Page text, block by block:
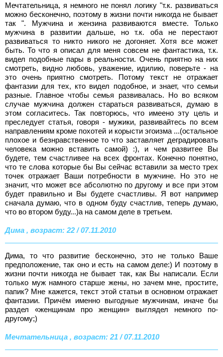
Мечтательница, я немного не понял логику "т.к. развиваться
можно бесконечно, поэтому в жизни почти никогда не бывает
так ". Мужчина и жензина развиваются вместе. Только
мужчина в развитии дальше, но т.к. оба не перестают
развиваться то никто никого не догоняет. Хотя все может
быть. То что я описал для меня совсем не фантастика, т.к.
видел подобные пары в реальности. Очень приятно на них
смотреть, видно любовь, уважение, идилию, поверьте - на
это очень приятно смотреть. Потому текст не отражает
фантазии для тех, кто видел подобное, и знает, что семьи
разные. Главное чтобы семья развивалась. Но во всяком
случае мужчина должен стараться развиваться, думаю в
этом согласитесь. Так повторюсь, что имеено эту цель и
преследует статья, говоря - мужики, развивайтесь по всем
направлениям кроме похотей и корысти эгоизма ...(остальное
плохое и безнравственное то что заставляет деградировать
человека можно вставить самой) :), и чем развитее Вы
будете, тем счастливее на всех фронтах. Конечно понятно,
что те слова которые бы Вы сейчас вставили за место трех
точек отражает Ваши потребности в мужчине. Но это не
значит, что может все абсолютно по другому и все при этом
будет правильно и Вы будете счастливы. Я вот например
сначала думаю, что в одном буду счастлив, теперь думаю,
что во втором буду...)а на самом деле в третьем.
Дима , возраст: 22 / 07.11.2010
Дима, то что развитие бесконечно, это не только Ваше
предположение, так оно и есть на самом деле:) И поэтому в
жизни почти никогда не бывает так, как Вы написали. Если
только муж намного старше жены, но зачем мне, простите,
папик? Мне кажется, текст этой статьи в основном отражает
фантазии. Причём именно выгодные мужчинам, иначе бы
раздел «женщинам про женщин» выглядел немного по-
другому;)
Мечтательница , возраст: 21 / 07.11.2010